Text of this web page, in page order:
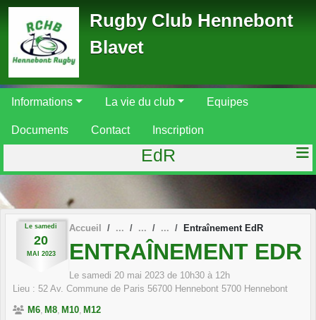
Rugby Club Hennebont
Blavet
Informations La vie du club Equipes
Documents Contact Inscription
EdR
Le samedi
20
MAI 2023
Accueil Entraînement EdR
ENTRAÎNEMENT EDR
Le samedi 20 mai 2023 de 10h30 à 12h
Lieu : 52 Av. Commune de Paris 56700 Hennebont 5700 Hennebont
M6 M8 M10 M12
Panneau de gestion des cookies